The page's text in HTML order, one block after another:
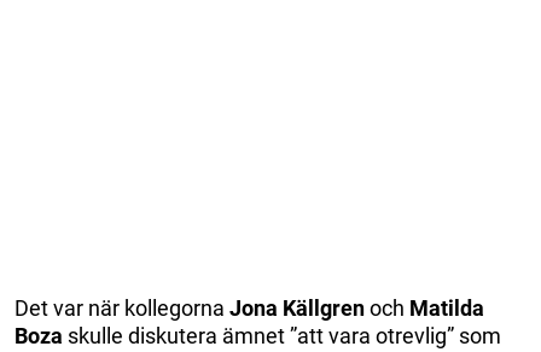
Det var när kollegorna Jona Källgrenoch Matilda
Boza skulle diskutera ämnet ”att vara otrevlig” som